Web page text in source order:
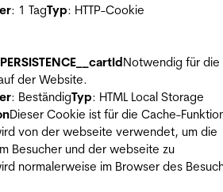
: 1 TagTyp: HTTP-Cookie
Notwendig für die
der Website.
: BeständigTyp: HTML Local Storage
Dieser Cookie ist für die Cache-
von der webseite verwendet, um die
Besucher und der webseite zu
normalerweise im Browser des